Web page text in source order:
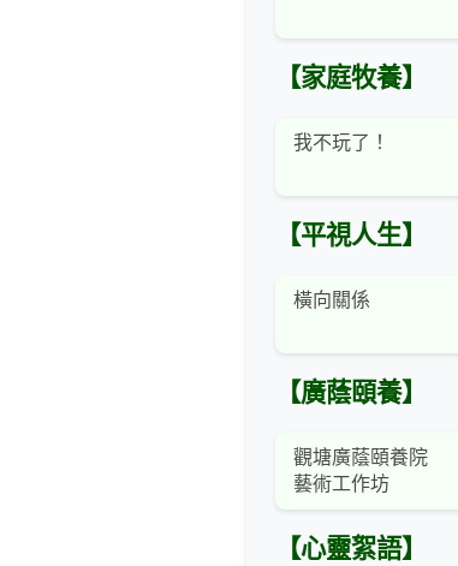
【家庭牧養】
我不玩了！
【平視人生】
橫向關係
【廣蔭頤養】
觀塘廣蔭頤養院
藝術工作坊
【心靈絮語】